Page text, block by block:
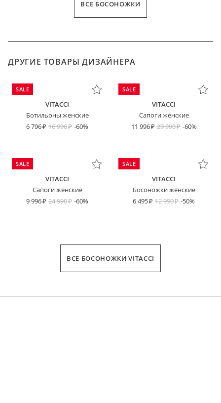
ВСЕ БОСОНОЖКИ
ДРУГИЕ ТОВАРЫ ДИЗАЙНЕРА
SALE
VITACCI
Ботильоны женские
6 796
16 990 -60%
SALE
VITACCI
Сапоги женские
11 996
29 990 -60%
SALE
VITACCI
Сапоги женские
9 996
24 990 -60%
SALE
VITACCI
Босоножки женские
6 495
12 990 -50%
ВСЕ БОСОНОЖКИ VITACCI